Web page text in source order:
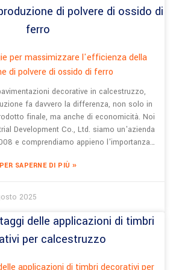
parlare di Shanghai BES Industrial
Sono praticamente all'avanguardia in
loro debutto nel 2008, si sono concentrati
decorativa. Poiché sempre più città
sostenibili e di bell'aspetto, gli stampi per
lì, a soddisfare tutti i requisiti in termini
fantastico, vero?
per massimizzare l'efficienza della
di polvere di ossido di ferro
decorative in calcestruzzo,
fa davvero la differenza, non solo in
finale, ma anche di economicità. Noi
Development Co., Ltd. siamo un'azienda
e comprendiamo appieno l'importanza
e dall'aspetto fantastico. Poiché ci
colorato e il pavimento in terra ecologica,
polvere di ossido di ferro in modo
assoluta. In questo modo, possiamo
i nostri standard e stare al passo con la
nostri clienti. In questo blog, condividerò
PER SAPERNE DI PIÙ »
2025
applicazioni di timbri decorativi per